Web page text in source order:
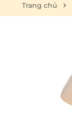
Trang chủ